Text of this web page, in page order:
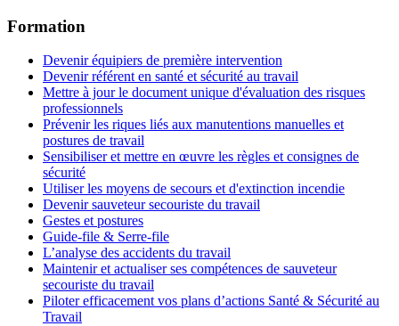
Formation
Devenir équipiers de première intervention
Devenir référent en santé et sécurité au travail
Mettre à jour le document unique d'évaluation des risques
professionnels
Prévenir les riques liés aux manutentions manuelles et
postures de travail
Sensibiliser et mettre en œuvre les règles et consignes de
sécurité
Utiliser les moyens de secours et d'extinction incendie
Devenir sauveteur secouriste du travail
Gestes et postures
Guide-file & Serre-file
L’analyse des accidents du travail
Maintenir et actualiser ses compétences de sauveteur
secouriste du travail
Piloter efficacement vos plans d’actions Santé & Sécurité au
Travail